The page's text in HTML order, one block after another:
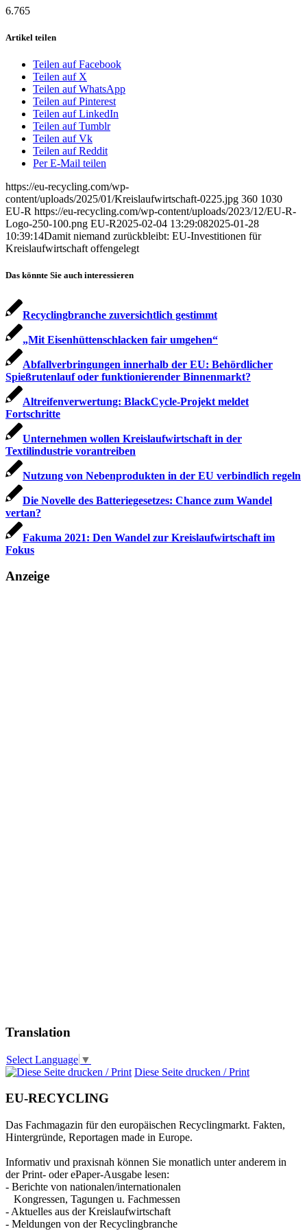
6.765
Artikel teilen
Teilen auf Facebook
Teilen auf X
Teilen auf WhatsApp
Teilen auf Pinterest
Teilen auf LinkedIn
Teilen auf Tumblr
Teilen auf Vk
Teilen auf Reddit
Per E-Mail teilen
https://eu-recycling.com/wp-
content/uploads/2025/01/Kreislaufwirtschaft-0225.jpg 360 1030
EU-R https://eu-recycling.com/wp-content/uploads/2023/12/EU-R-
Logo-250-100.png EU-R2025-02-04 13:29:082025-01-28
10:39:14Damit niemand zurückbleibt: EU-Investitionen für
Kreislaufwirtschaft offengelegt
Das könnte Sie auch interessieren
Recyclingbranche zuversichtlich gestimmt
„Mit Eisenhüttenschlacken fair umgehen“
Abfallverbringungen innerhalb der EU: Behördlicher
Spieß­rutenlauf oder funktio­nierender Binnenmarkt?
Altreifenverwertung: BlackCycle-Projekt meldet
Fortschritte
Unternehmen wollen Kreislaufwirtschaft in der
Textilindustrie vorantreiben
Nutzung von Nebenprodukten in der EU verbindlich regeln
Die Novelle des Batteriegesetzes: Chance zum Wandel
vertan?
Fakuma 2021: Den Wandel zur Kreislaufwirtschaft im
Fokus
Anzeige
Translation
Select Language ▼
Diese Seite drucken / Print
EU-RECYCLING
Das Fachmagazin für den europäischen Recyclingmarkt. Fakten,
Hintergründe, Reportagen made in Europe.
Informativ und praxisnah können Sie monatlich unter anderem in
der Print- oder ePaper-Ausgabe lesen:
- Berichte von nationalen/internationalen
Kongressen, Tagungen u. Fachmessen
- Aktuelles aus der Kreislaufwirtschaft
- Meldungen von der Recyclingbranche